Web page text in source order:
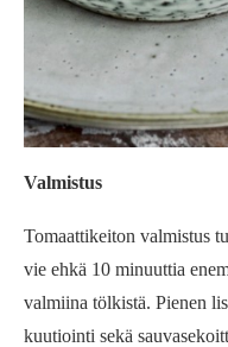
Valmistus
Tomaattikeiton valmistus
vie ehkä 10 minuuttia
valmiina tölkistä. Pienen
kuutiointi sekä